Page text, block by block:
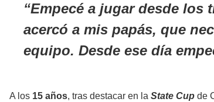
Empecé a jugar desde los
acercó a mis papás, que
equipo. Desde ese día
A los 15 años, tras destacar en la State Cup de